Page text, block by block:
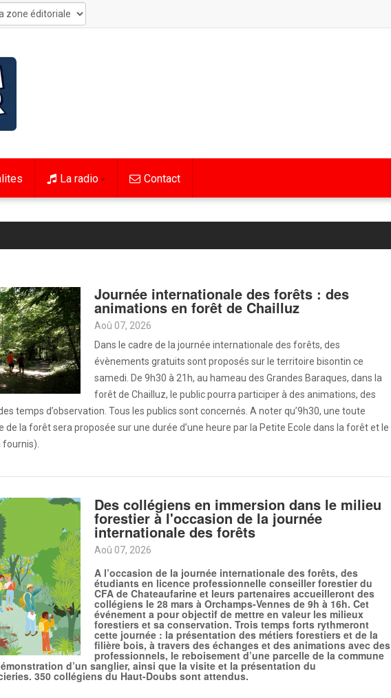
La radio Contact
Journée internationale des forêts : des
animations en forêt de Chailluz
Aoû 07, 2026
Dans le cadre de la journée internationale des forêts, des
évènements gratuits sont proposés sur le territoire bisontin ce
samedi. De 9h30 à 21h, au hameau des Grandes Baraques, dans la
forêt de Chailluz, le public pourra participer à des animations, des
temps d’observation. Tous les publics sont concernés. A noter qu’9h30, une toute
la forêt sera proposée sur une durée d’une heure par la Petite Ecole dans la forêt et le
fournis).
Des collégiens en immersion dans le milieu
forestier à l'occasion de la journée
internationale des forêts
Aoû 07, 2026
A l’occasion de la journée internationale des forêts, des
étudiants en licence professionnelle conseiller forestier du
CFA de Chateaufarine et leurs partenaires accueilleront des
collégiens le 28 mars à Orchamps-Vennes de 9h à 16h. Cet
événement a pour objectif de mettre en valeur les milieux
forestiers et sa conservation. Trois temps forts rythmeront
cette journée : la présentation des métiers forestiers et de la
filière bois, à travers des échanges et des animations avec des
professionnels, le reboisement d’une parcelle de la commune
d’un sanglier, ainsi que la visite et la présentation du
350 collégiens du Haut-Doubs sont attendus.